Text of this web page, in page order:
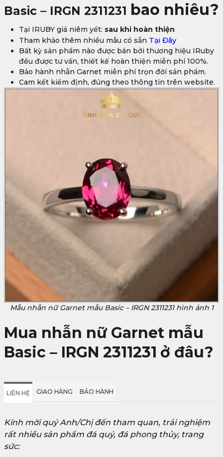
Basic – IRGN 2311231 bao nhiêu?
Tại IRUBY giá niêm yết: sau khi hoàn thiện
Tham khảo thêm nhiều mẫu có sẵn Tại Đây
Bất kỳ sản phẩm nào được bán bởi thương hiệu IRuby
đều được tư vấn, thiết kế hoàn thiện miễn phí 100%.
Bảo hành nhẫn Garnet miễn phí trọn đời sản phẩm.
Cam kết kiểm định, đúng theo thông tin trên website.
Mẫu nhẫn nữ Garnet mẫu Basic – IRGN 2311231 hình ảnh 1
Mua nhẫn nữ Garnet mẫu
Basic – IRGN 2311231 ở đâu?
LIÊN HỆ GIAO HÀNG BẢO HÀNH
Kính mời quý Anh/Chị đến tham quan, trải nghiệm
rất nhiều sản phẩm đá quý, đá phong thủy, trang
sức: